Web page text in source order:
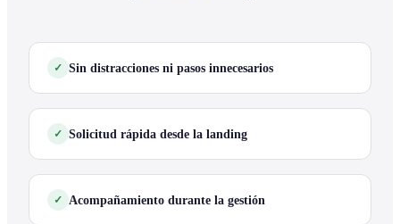
Sin distracciones ni pasos innecesarios
Solicitud rápida desde la landing
Acompañamiento durante la gestión